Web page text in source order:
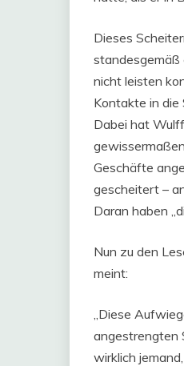
Dieses
standesgemäß
nicht leisten
Kontakte in die
Dabei hat
Geschäfte
gescheitert –
Daran haben
Nun zu den
meint:
„Diese
angestrengten
wirklich